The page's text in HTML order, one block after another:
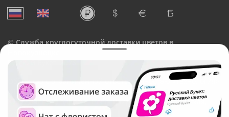
©Служба круглосуточной доставки цветов в
Русский Букет, 2026
Общество с ограниченной ответственностью «Технология»
ОГРН: 1195476081745, ИНН: 5410081997
Юридический адрес: г. Новосибирск, ул. Ипподромская,
д.42, оф. 3